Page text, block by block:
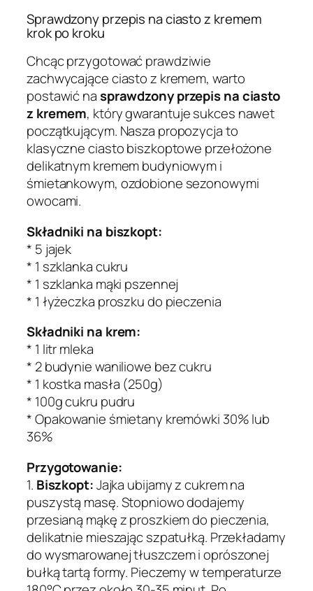
Sprawdzony przepis na ciasto z kremem
krok po kroku
Chcąc przygotować prawdziwie
zachwycające ciasto z kremem, warto
postawić nasprawdzony przepis na ciasto
z kremem, który gwarantuje sukces nawet
początkującym. Nasza propozycja to
klasyczne ciasto biszkoptowe przełożone
delikatnym kremem budyniowym i
śmietankowym, ozdobione sezonowymi
owocami.
Składniki na biszkopt:
* 5 jajek
* 1 szklanka cukru
* 1 szklanka mąki pszennej
* 1 łyżeczka proszku do pieczenia
Składniki na krem:
* 1 litr mleka
* 2 budynie waniliowe bez cukru
* 1 kostka masła (250g)
* 100g cukru pudru
* Opakowanie śmietany kremówki 30% lub
36%
Przygotowanie:
1. Biszkopt:Jajka ubijamy z cukrem na
puszystą masę. Stopniowo dodajemy
przesianą mąkę z proszkiem do pieczenia,
delikatnie mieszając szpatułką. Przekładamy
do wysmarowanej tłuszczem i oprószonej
bułką tartą formy. Pieczemy w temperaturze